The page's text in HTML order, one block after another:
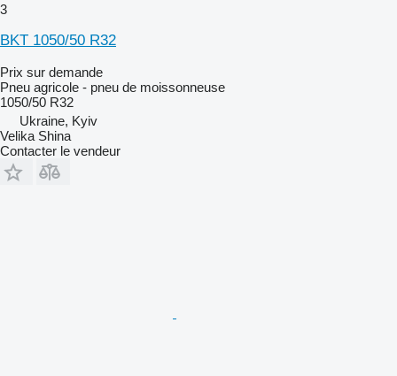
3
BKT 1050/50 R32
Prix sur demande
Pneu agricole - pneu de moissonneuse
1050/50 R32
Ukraine, Kyiv
Velika Shina
Contacter le vendeur